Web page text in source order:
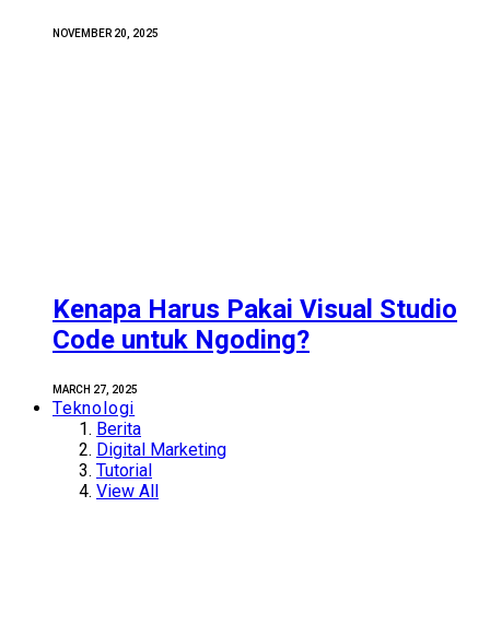
NOVEMBER 20, 2025
Kenapa Harus Pakai Visual Studio
Code untuk Ngoding?
MARCH 27, 2025
Teknologi
Berita
Digital Marketing
Tutorial
View All